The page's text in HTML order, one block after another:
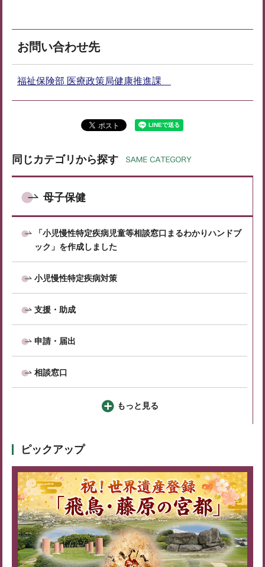
お問い合わせ先
福祉保険部 医療政策局健康推進課
同じカテゴリから探す
母子保健
「小児慢性特定疾病児童等相談窓口まるわかりハンドブ
ック」を作成しました
小児慢性特定疾病対策
支援・助成
申請・届出
相談窓口
もっと見る
ピックアップ